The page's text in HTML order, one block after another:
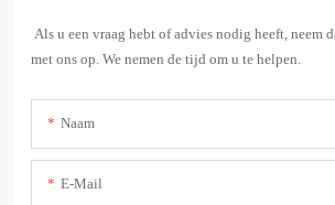
Als u een vraag hebt of advies nodig heeft, neem
met ons op. We nemen de tijd om u te helpen.
Naam
E-Mail